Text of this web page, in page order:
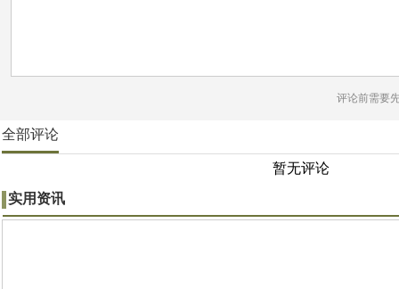
评论前需要
全部评论
暂无评论
实用资讯